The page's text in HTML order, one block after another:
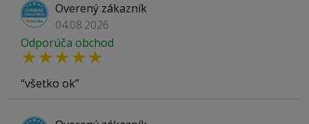
Overený zákazník
04.08.2026
Odporúča obchod
všetko ok